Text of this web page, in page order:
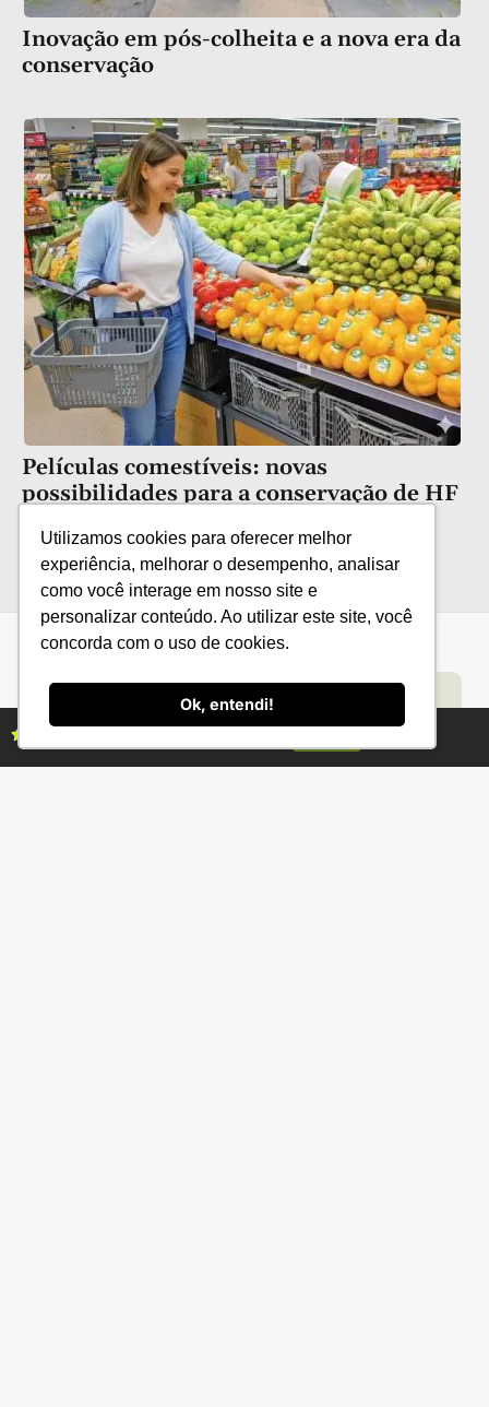
Utilizamos cookies para oferecer melhor
experiência, melhorar o desempenho, analisar
como você interage em nosso site e
personalizar conteúdo. Ao utilizar este site, você
concorda com o uso de cookies.
Ok, entendi!
Inovação em pós-colheita e a nova era da
conservação
Películas comestíveis: novas
possibilidades para a conservação de HF
IBGE
CONAB
Institucional
Fale conosco
Política de Privacidade